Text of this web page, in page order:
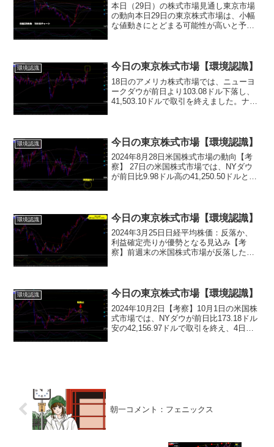
本日（29日）の株式市場見通し東京市場
の動向本日29日の東京株式市場は、小幅
な値動きにとどまる可能性が高いと予想
す。また、週末を控え...
環境認識 今日の東京株式市場【環境認識】
18日のアメリカ株式市場では、ニューヨ
ークダウが前日より103.08ドル下落し、
41,503.10ドルで取引を終えました。ナス
環境認識 今日の東京株式市場【環境認識】
2024年8月28日米国株式市場の動向【考
察】 27日の米国株式市場では、NYダウ
が前日比9.98ドル高の41,250.50ドルとな
環境認識 今日の東京株式市場【環境認識】
2024年3月25日日経平均株価：反落か、
利益確定売りが優勢となる見込み【考
察】前週末の米国株式市場が反落したた
日は全体的に利...
環境認識 今日の東京株式市場【環境認識】
2024年10月2日【考察】10月1日の米国株
式市場では、NYダウが前日比173.18ドル
安の42,156.97ドルで取引を終え、4日ぶ
朝一コメント：フェニックス